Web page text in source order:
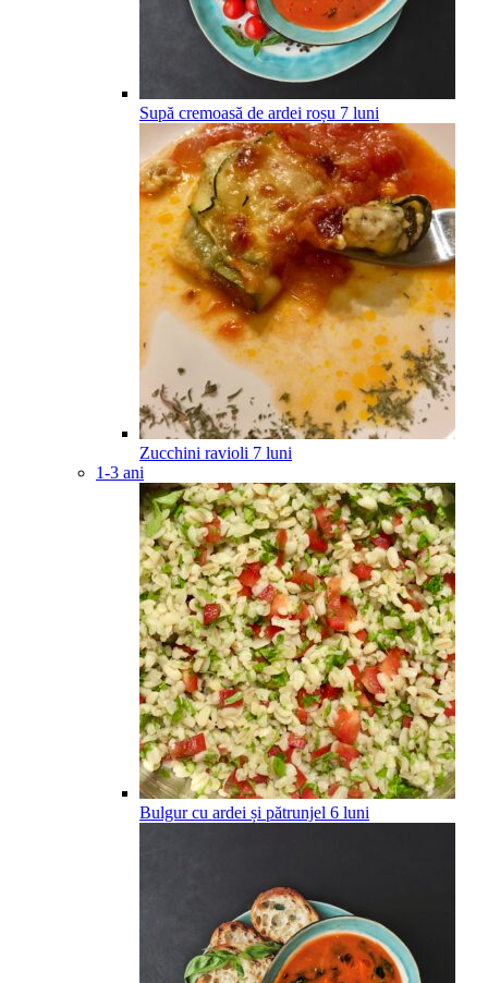
Supă cremoasă de ardei roșu 7 luni
Zucchini ravioli 7 luni
1-3 ani
Bulgur cu ardei și pătrunjel 6 luni